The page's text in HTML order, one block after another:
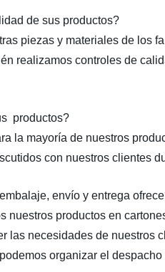
de sus productos?
piezas y materiales de los
realizamos controles de
productos?
la mayoría de nuestros
con nuestros clientes
envío y entrega
nuestros productos en
las necesidades de nuestros
organizar el